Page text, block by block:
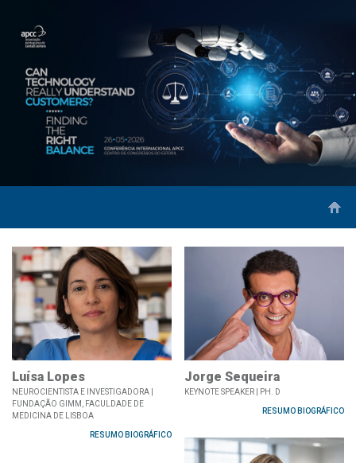
Luísa Lopes
NEUROCIENTISTA E INVESTIGADORA |
FUNDAÇÃO GIMM, FACULDADE DE
MEDICINA DE LISBOA
RESUMO BIOGRÁFICO
Jorge Sequeira
KEYNOTE SPEAKER | PH. D
RESUMO BIOGRÁFICO